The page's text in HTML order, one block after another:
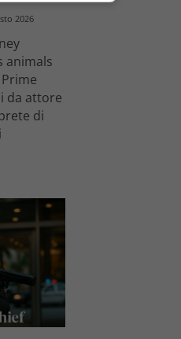
2026
animals
da attore
di